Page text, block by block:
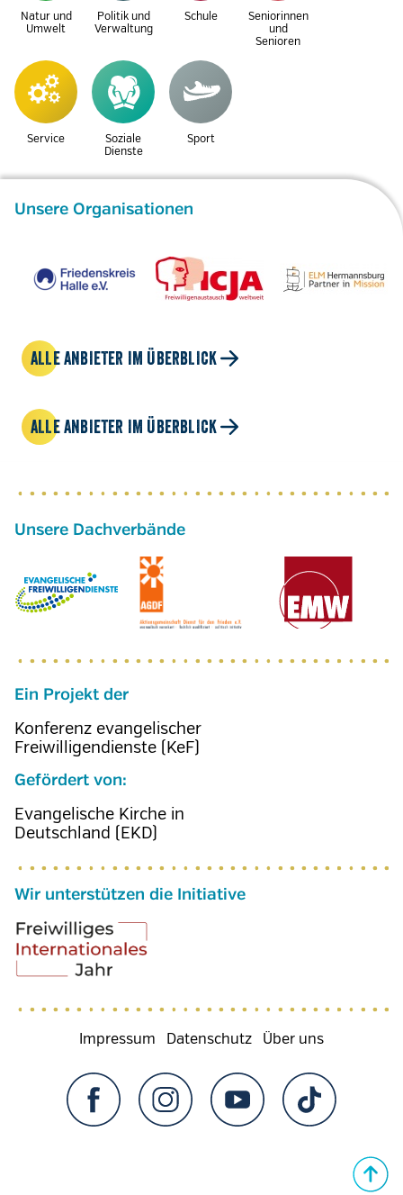
Natur und
Umwelt
Politik und
Verwaltung
Schule
Seniorinnen
und
Senioren
Service
Soziale
Dienste
Sport
Unsere Organisationen
ALLE ANBIETER IM ÜBERBLICK
ALLE ANBIETER IM ÜBERBLICK
Ein Projekt der
Konferenz evangelischer
Freiwilligendienste (KeF)
Gefördert von:
Evangelische Kirche in
Deutschland (EKD)
Wir unterstützen die Initiative
Fußzeilenmenü
Impressum Datenschutz Über uns